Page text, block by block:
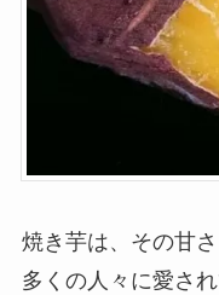
焼き芋は、その甘
多くの人々に愛さ